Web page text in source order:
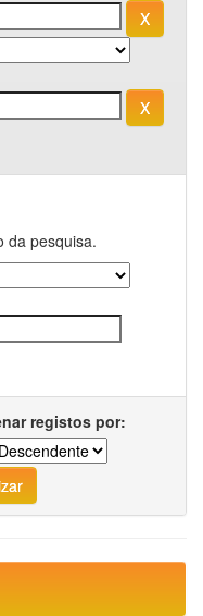
da pesquisa.
registos por: